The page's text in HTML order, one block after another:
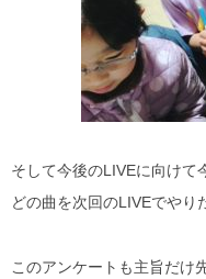
そして今後のLIVEに向けて
どの曲を次回のLIVEでやり
このアンケートも主旨だけ